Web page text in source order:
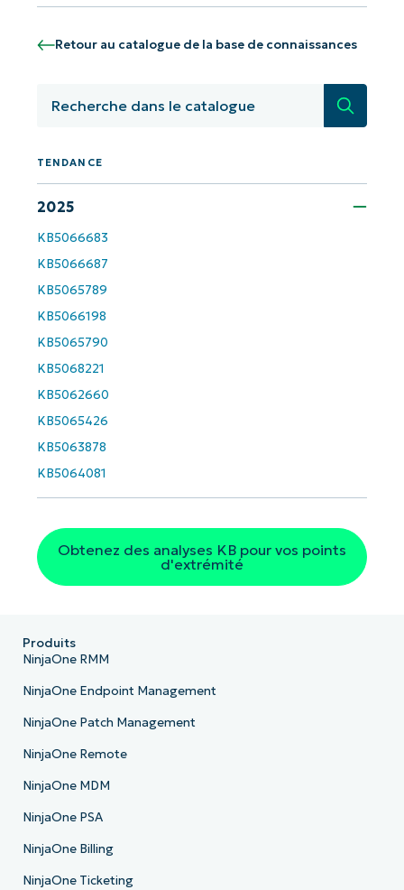
Retour au catalogue de la base de connaissances
TENDANCE
2025
KB5066683
KB5066687
KB5065789
KB5066198
KB5065790
KB5068221
KB5062660
KB5065426
KB5063878
KB5064081
Obtenez des analyses KB pour vos points
d'extrémité
Commencez avec les analyses de KB
pilotées par l'IA de NinjaOne !
name*
Phone
number*
Pays
Company
Produits
NinjaOne RMM
NinjaOne Endpoint Management
NinjaOne Patch Management
NinjaOne Remote
NinjaOne MDM
NinjaOne PSA
NinjaOne Billing
NinjaOne Ticketing